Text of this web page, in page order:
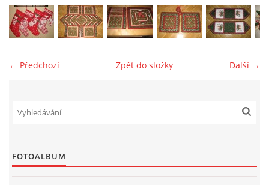
© 2025 eStránky.cz
← Předchozí Další →
Zpět do složky
FOTOALBUM